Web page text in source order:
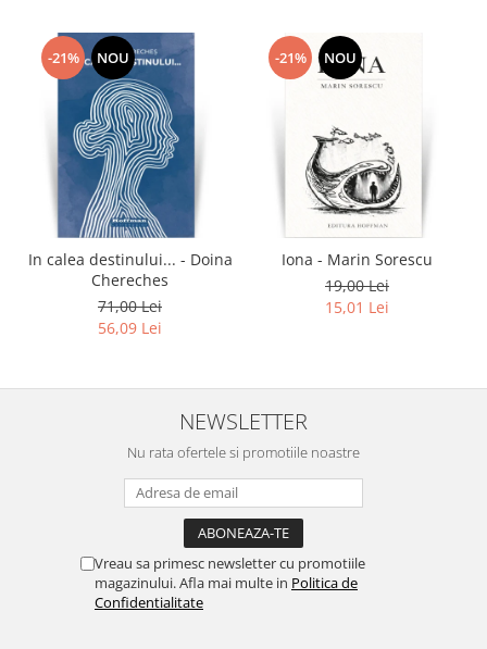
-21% NOU
In calea destinului... - Doina
Chereches
71,00 Lei
56,09 Lei
-21% NOU
Iona - Marin Sorescu
19,00 Lei
15,01 Lei
NEWSLETTER
Nu rata ofertele si promotiile noastre
Vreau sa primesc newsletter cu promotiile
magazinului. Afla mai multe in Politica de
Confidentialitate